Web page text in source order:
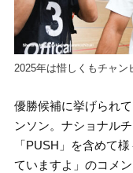
2025年は惜しくもチャン
優勝候補に挙げられ
ンソン。ナショナル
「PUSH」を含めて
ていますよ」のコメ